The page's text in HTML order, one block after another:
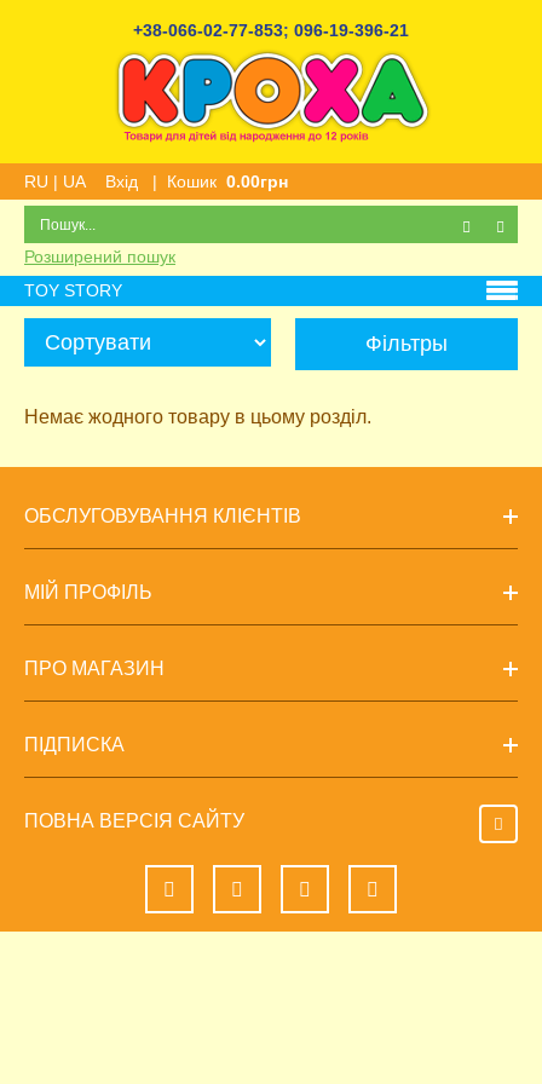
+38-066-02-77-853; 096-19-396-21
RU | UA Вхід | Кошик 0.00грн
Розширений пошук
TOY STORY
Фільтры
Немає жодного товару в цьому розділ.
ОБСЛУГОВУВАННЯ КЛІЄНТІВ
МІЙ ПРОФІЛЬ
ПРО МАГАЗИН
ПІДПИСКА
ПОВНА ВЕРСІЯ САЙТУ